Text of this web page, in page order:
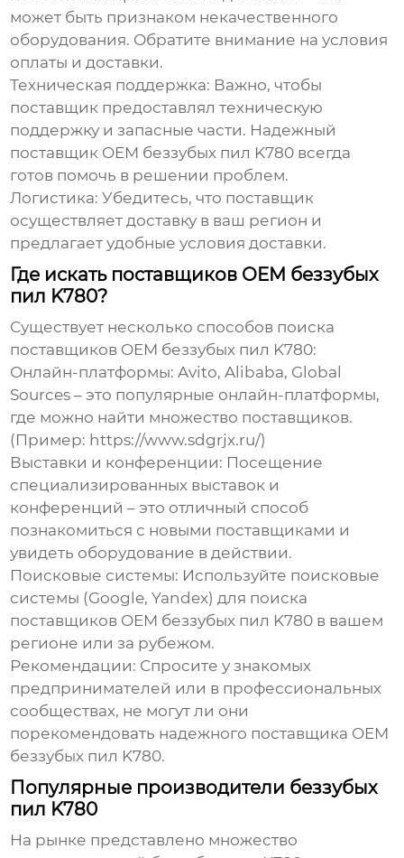
может быть признаком некачественного
оборудования. Обратите внимание на условия
оплаты и доставки.
Техническая поддержка: Важно, чтобы
поставщик предоставлял техническую
поддержку и запасные части. Надежный
поставщик OEM беззубых пил K780 всегда
готов помочь в решении проблем.
Логистика: Убедитесь, что поставщик
осуществляет доставку в ваш регион и
предлагает удобные условия доставки.
Где искать поставщиков OEM беззубых
пил K780?
Существует несколько способов поиска
поставщиков OEM беззубых пил K780:
Онлайн-платформы: Avito, Alibaba, Global
Sources – это популярные онлайн-платформы,
где можно найти множество поставщиков.
(Пример: https://www.sdgrjx.ru/)
Выставки и конференции: Посещение
специализированных выставок и
конференций – это отличный способ
познакомиться с новыми поставщиками и
увидеть оборудование в действии.
Поисковые системы: Используйте поисковые
системы (Google, Yandex) для поиска
поставщиков OEM беззубых пил K780 в вашем
регионе или за рубежом.
Рекомендации: Спросите у знакомых
предпринимателей или в профессиональных
сообществах, не могут ли они
порекомендовать надежного поставщика OEM
беззубых пил K780.
Популярные производители беззубых
пил K780
На рынке представлено множество